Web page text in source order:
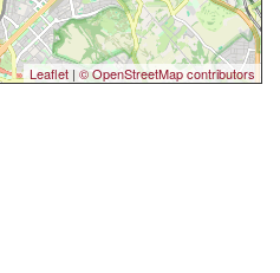
Leaflet | © OpenStreetMap contributors